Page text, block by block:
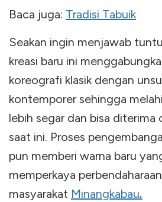
Baca juga: Tradisi Tabuik
Seakan ingin menjawab
kreasi baru ini
koreografi klasik dengan
kontemporer sehingga
lebih segar dan bisa diterima
saat ini. Proses
pun memberi warna baru
memperkaya
masyarakat Minangkabau.